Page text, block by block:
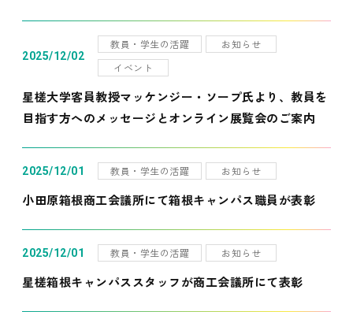
2025/12/02
教員・学生の活躍
お知らせ
イベント
星槎大学客員教授マッケンジー・ソープ氏より、教員を
目指す方へのメッセージとオンライン展覧会のご案内
2025/12/01 教員・学生の活躍 お知らせ
小田原箱根商工会議所にて箱根キャンパス職員が表彰
2025/12/01 教員・学生の活躍 お知らせ
星槎箱根キャンパススタッフが商工会議所にて表彰